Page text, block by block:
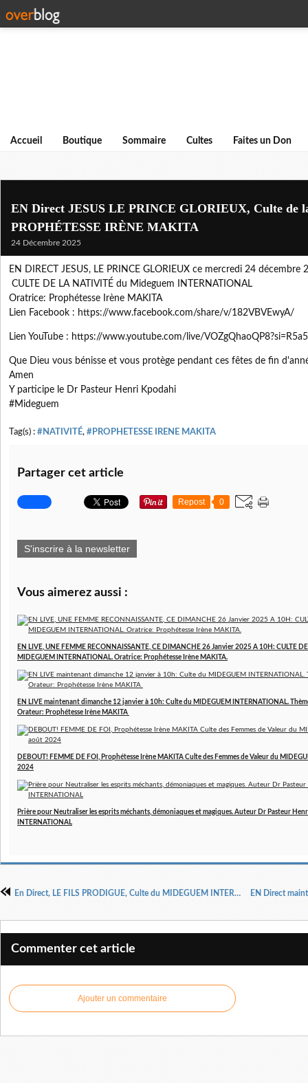
Accueil Boutique Sommaire Cultes Faites un Don
EN Direct JESUS LE PRINCE GLORIEUX, Culte de
PROPHÉTESSE IRÈNE MAKITA
24 Décembre 2025
EN DIRECT JESUS, LE PRINCE GLORIEUX ce mercredi 24 décembre
CULTE DE LA NATIVITÉ du Mideguem INTERNATIONAL
Oratrice: Prophétesse Irène MAKITA
Lien Facebook : https://www.facebook.com/share/v/182VBVEwyA/
Lien YouTube : https://www.youtube.com/live/
Que Dieu vous bénisse et vous protège pendant ces fêtes de fin
Amen
Y participe le Dr Pasteur Henri Kpodahi
#Mideguem
Tag(s) : #NATIVITÉ, #PROPHETESSE IRENE MAKITA
Partager cet article
Repost 0
S'inscrire à la newsletter
Vous aimerez aussi :
EN LIVE, UNE FEMME RECONNAISSANTE, CE DIMANCHE 26 Janvier 2025 A 10H: CULTE
MIDEGUEM INTERNATIONAL. Oratrice: Prophétesse Irène MAKITA.
EN LIVE maintenant dimanche 12 janvier à 10h: Culte du MIDEGUEM INTERNATIONAL.
Orateur: Prophétesse Irène MAKITA
DEBOUT! FEMME DE FOI, Prophétesse Irène MAKITA Culte des Femmes de Valeur du
2024
Prière pour Neutraliser les esprits méchants, démoniaques et magiques. Auteur Dr Pasteur
INTERNATIONAL
En Direct, LE FILS PRODIGUE, Culte du MIDEGUEM INTERNATIONAL Orateur : Christophe TASTET
Commenter cet article
Ajouter un commentaire